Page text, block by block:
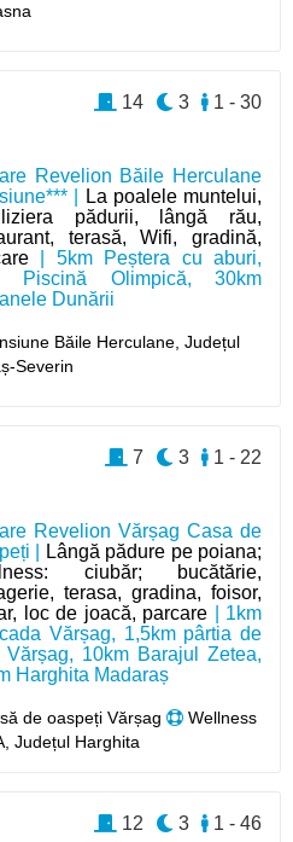
Revelion Băile Herculane
|
La poalele muntelui,
pădurii, lângă rău,
terasă, Wifi, gradină,
| 5km Peștera cu aburi,
Piscină Olimpică, 30km
Dunării
Băile Herculane,Județul
Severin
1 - 30
3
14
Revelion Vărșag Casa de
|
Lângă pădure pe poiana;
ciubăr; bucătărie,
terasa, gradina, foisor,
loc de joacă, parcare | 1km
Vărșag, 1,5km pârtia de
Vărșag, 10km Barajul Zetea,
Harghita Madaraș
de oaspeți Vărșag
Wellness
Județul Harghita
1 - 22
3
7
1 - 46
3
12